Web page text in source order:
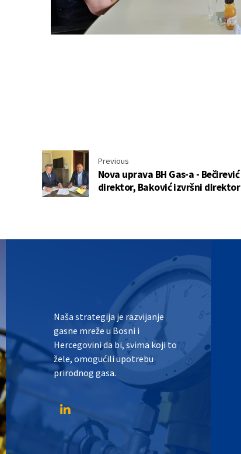
Previous
Nova uprava BH Gas-a - Bečirević
direktor, Baković izvršni direktor
Naša strategija je razvijanje
gasne mreže u Bosni i
Hercegovini da bi, svima koji to
žele, omogućili upotrebu
prirodnog gasa.